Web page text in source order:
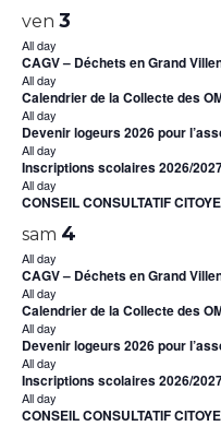
ven 3
All day
CAGV – Déchets en Grand
All day
Calendrier de la Collecte des
All day
Devenir logeurs 2026 pour
All day
Inscriptions scolaires 2026/
All day
CONSEIL CONSULTATIF
sam 4
All day
CAGV – Déchets en Grand
All day
Calendrier de la Collecte des
All day
Devenir logeurs 2026 pour
All day
Inscriptions scolaires 2026/
All day
CONSEIL CONSULTATIF